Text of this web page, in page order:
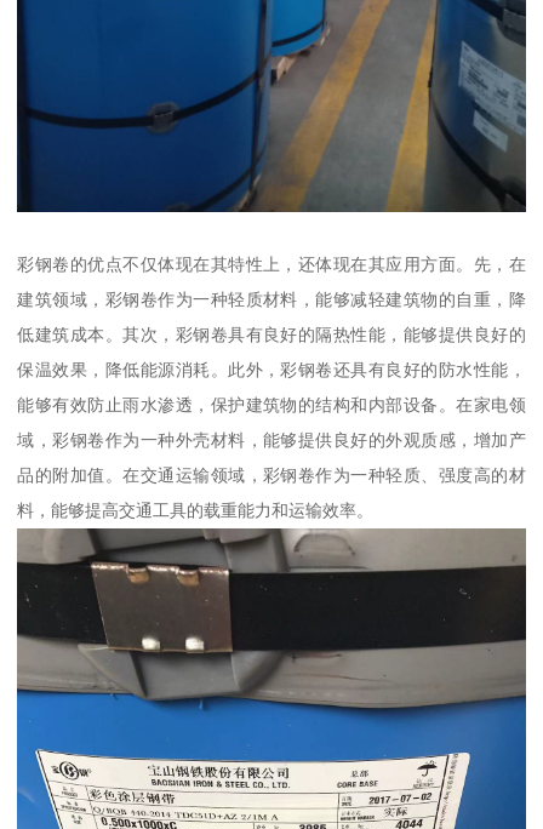
彩钢卷的优点不仅体现在其特性上，还体现在其应用方面。先，在
建筑领域，彩钢卷作为一种轻质材料，能够减轻建筑物的自重，降
低建筑成本。其次，彩钢卷具有良好的隔热性能，能够提供良好的
保温效果，降低能源消耗。此外，彩钢卷还具有良好的防水性能，
能够有效防止雨水渗透，保护建筑物的结构和内部设备。在家电领
域，彩钢卷作为一种外壳材料，能够提供良好的外观质感，增加产
品的附加值。在交通运输领域，彩钢卷作为一种轻质、强度高的材
料，能够提高交通工具的载重能力和运输效率。